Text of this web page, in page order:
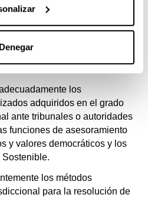
Denegar
y ante los órganos
jurídicos que requieran, para
notarial y los que
los
adquiridos en el grado
ante tribunales o autoridades
funciones de asesoramiento
y valores democráticos y los
los métodos
para la resolución de